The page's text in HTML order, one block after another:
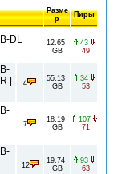
Разме
р
Пиры
DL
12.65
GB
43
49
|
4
55.13
GB
34
53
7
18.19
GB
107
71
12
19.74
GB
93
63